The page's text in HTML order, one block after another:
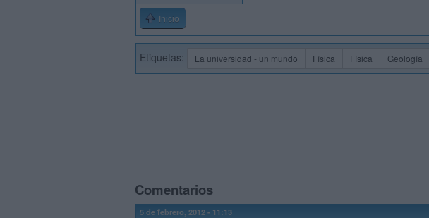
Inicio
Etiquetas: La universidad - un mundo Física Física Geología
Comentarios
5 de febrero, 2012 - 11:13